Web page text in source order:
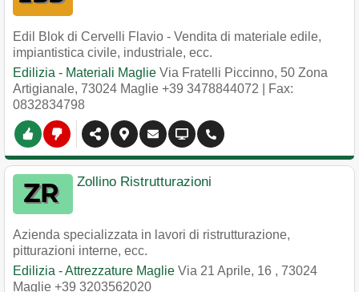
Edil Blok di Cervelli Flavio - Vendita di materiale edile,
impiantistica civile, industriale, ecc.
Edilizia - Materiali Maglie Via Fratelli Piccinno, 50 Zona
Artigianale, 73024 Maglie +39 3478844072 | Fax:
0832834798
Zollino Ristrutturazioni
Azienda specializzata in lavori di ristrutturazione,
pitturazioni interne, ecc.
Edilizia - Attrezzature Maglie Via 21 Aprile, 16 , 73024
Maglie +39 3203562020